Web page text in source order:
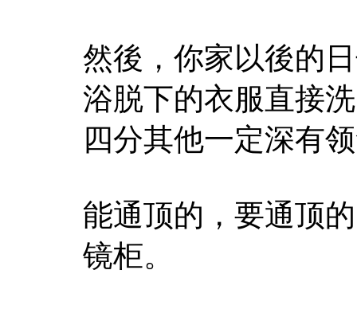
然後，你家以後的
浴脱下的衣服直接
四分其他一定深有
能通顶的，要通顶
镜柜。